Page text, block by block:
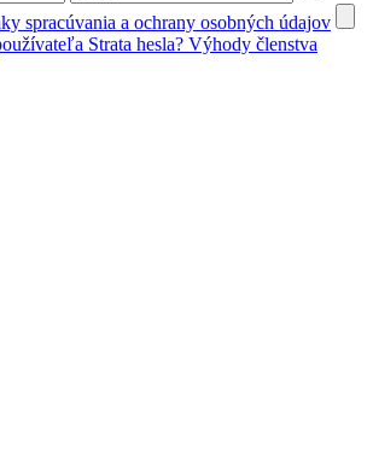
spracúvania a ochrany osobných údajov
Strata hesla? Výhody členstva